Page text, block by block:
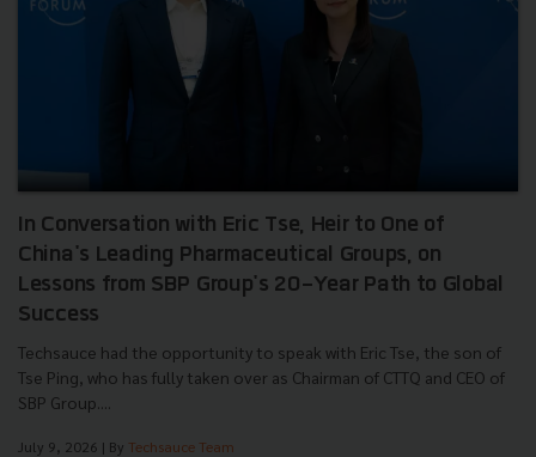
In Conversation with Eric Tse, Heir to One of
China's Leading Pharmaceutical Groups, on
Lessons from SBP Group's 20-Year Path to Global
Success
Techsauce had the opportunity to speak with Eric Tse, the son of
Tse Ping, who has fully taken over as Chairman of CTTQ and CEO of
SBP Group....
July 9, 2026 | By Techsauce Team